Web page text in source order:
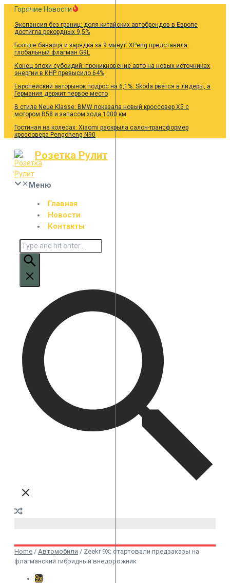
Перейти
содержанию
Горячие Новости
Экспансия без границ: доля китайских автобрендов в Европе
достигла рекордных 9,5%
Больше баварца и зарядка за 9 минут: XPeng представила
глобальный флагман G9L
Конец эпохи субсидий: проникновение авто на новых источниках
энергии в КНР превысило 64%
Европейский авторынок подрос на 6,1%: Skoda рвется в лидеры, а
Германия держит первое место
В стиле Neue Klasse: BMW показала новый кроссовер X5 с
мотором B58 и запасом хода 1000 км
Гостиная на колесах: Xiaomi раскрыла салон-трансформер
кроссовера Pengcheng N90
Розетка Рулит
Меню
Главная
Новости
Контакты
Искать:
Home / Автомобили / Zeekr 9X: стартовали предзаказы на
флагманский гибридный внедорожник
9x